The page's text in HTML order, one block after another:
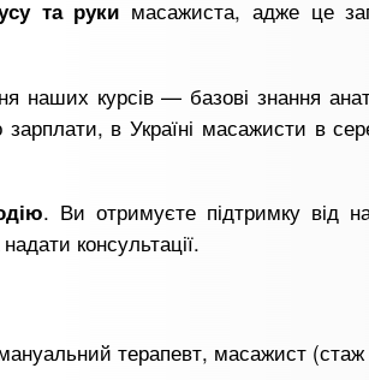
та руки масажиста, адже це
наших курсів — базові знання
в Україні масажисти в
. Ви отримуєте підтримку від
консультації.
терапевт, масажист